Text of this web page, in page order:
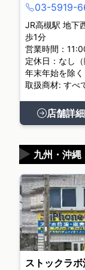
03-5919-
JR高槻駅 地下
歩1分
営業時間：
定休日：なし（
年末年始を除く
取扱商材: すべ
店舗詳
九州・沖縄
▶
ストックラ